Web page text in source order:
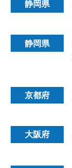
静岡県
静岡県
京都府
大阪府